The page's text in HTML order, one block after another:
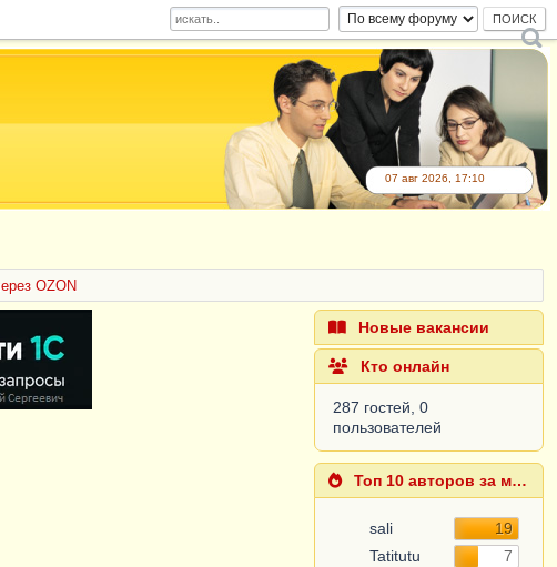
07 авг 2026, 17:10
OZON
Новые вакансии
Кто онлайн
287 гостей, 0
пользователей
Топ 10 авторов за месяц
sali
19
Tatitutu
7